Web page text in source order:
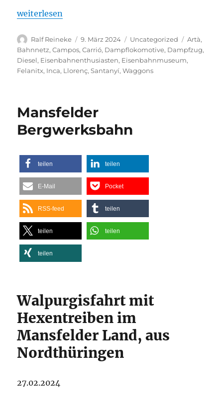
„Neue Touristenattraktion im Nordosten
weiterlesen
Autor
Ralf Reineke
Veröffentlicht
am
9. März 2024 Kategorien
Uncategorized Artà,
Bahnnetz,Campos,Carrió, Dampflokomotive, Dampfzug,
Diesel, Eisenbahnenthusiasten, Eisenbahnmuseum,
Felanitx, Inca, Llorenç,Santanyí,Waggons
Mansfelder
Bergwerksbahn
teilen teilen
E-Mail Pocket
RSS-feed teilen
teilen teilen
teilen
Walpurgisfahrt mit
Hexentreiben im
Mansfelder Land, aus
Nordthüringen
27.02.2024